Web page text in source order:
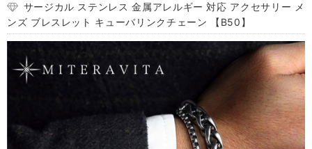
サージカル ステンレス 金属アレルギー 対応 アクセサリー メ
ンズ ブレスレット キューバリンクチェーン 【B50】